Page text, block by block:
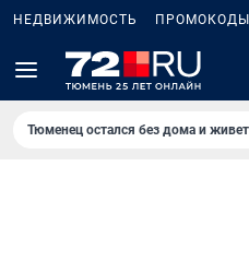
НЕДВИЖИМОСТЬ ПРОМОКОДЫ
Тюменец остался без дома и